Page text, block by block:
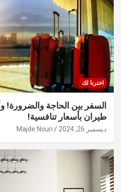
اخترنا لك
السفر بين الحاجة
طيران بأسعار تنافسية!
ديسمبر 26, 2024 Majde Nouri